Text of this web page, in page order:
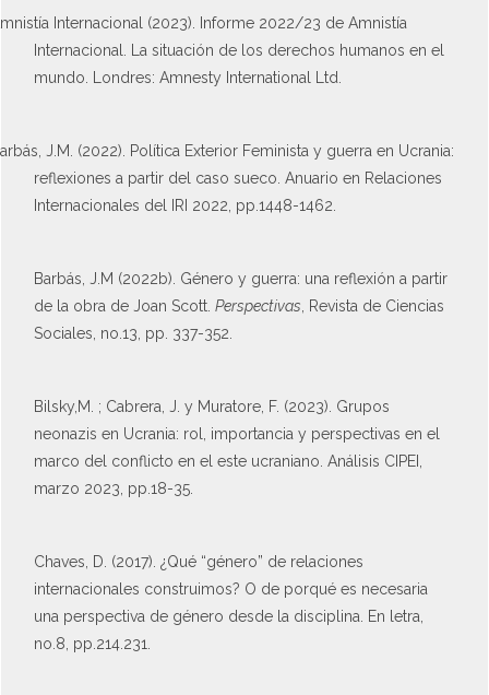
Internacional (2023). Informe 2022/23 de Amnistía
Internacional. La situación de los derechos humanos en el
mundo. Londres: Amnesty International Ltd.
J.M. (2022). Política Exterior Feminista y guerra en Ucrania:
reflexiones a partir del caso sueco. Anuario en Relaciones
Internacionales del IRI 2022, pp.1448-1462.
Barbás, J.M (2022b). Género y guerra: una reflexión a partir
de la obra de Joan Scott. Perspectivas, Revista de Ciencias
Sociales, no.13, pp. 337-352.
Bilsky,M. ; Cabrera, J. y Muratore, F. (2023). Grupos
neonazis en Ucrania: rol, importancia y perspectivas en el
marco del conflicto en el este ucraniano. Análisis CIPEI,
marzo 2023, pp.18-35.
Chaves, D. (2017). ¿Qué “género” de relaciones
internacionales construimos? O de porqué es necesaria
una perspectiva de género desde la disciplina. En letra,
no.8, pp.214.231.